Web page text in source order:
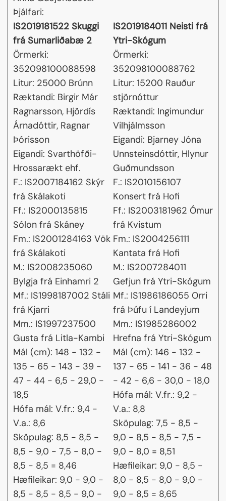
Þjálfari:
IS2019181522 Skuggi
frá Sumarliðabæ 2
Örmerki:
352098100088598
Litur: 25000 Brúnn
Ræktandi: Birgir Már
Ragnarsson, Hjördís
Árnadóttir, Ragnar
Þórisson
Eigandi: Svarthöfði-
Hrossarækt ehf.
F.: IS2007184162 Skýr
frá Skálakoti
Ff.: IS2000135815
Sólon frá Skáney
Fm.: IS2001284163 Vök
frá Skálakoti
M.: IS2008235060
Bylgja frá Einhamri 2
Mf.: IS1998187002 Stáli
frá Kjarri
Mm.: IS1997237500
Gusta frá Litla-Kambi
Mál (cm): 148 - 132 -
135 - 65 - 143 - 39 -
47 - 44 - 6,5 - 29,0 -
18,5
Hófa mál: V.fr.: 9,4 -
V.a.: 8,6
Sköpulag: 8,5 - 8,5 -
8,5 - 9,0 - 7,5 - 8,0 -
8,5 - 8,5 = 8,46
Hæfileikar: 9,0 - 9,0 -
8,5 - 8,5 - 8,5 - 9,0 -
IS2019184011 Neisti frá
Ytri-Skógum
Örmerki:
352098100088762
Litur: 15200 Rauður
stjörnóttur
Ræktandi: Ingimundur
Vilhjálmsson
Eigandi: Bjarney Jóna
Unnsteinsdóttir, Hlynur
Guðmundsson
F.: IS2010156107
Konsert frá Hofi
Ff.: IS2003181962 Ómur
frá Kvistum
Fm.: IS2004256111
Kantata frá Hofi
M.: IS2007284011
Gefjun frá Ytri-Skógum
Mf.: IS1986186055 Orri
frá Þúfu í Landeyjum
Mm.: IS1985286002
Hrefna frá Ytri-Skógum
Mál (cm): 146 - 132 -
137 - 65 - 141 - 36 - 48
- 42 - 6,6 - 30,0 - 18,0
Hófa mál: V.fr.: 9,2 -
V.a.: 8,8
Sköpulag: 7,5 - 8,5 -
9,0 - 8,5 - 8,5 - 7,5 -
9,0 - 8,0 = 8,51
Hæfileikar: 9,0 - 8,5 -
8,0 - 8,5 - 8,0 - 9,0 -
9,0 - 8,5 = 8,65